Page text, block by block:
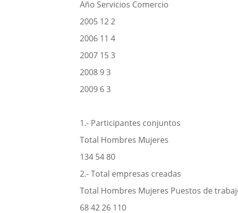
Año Servicios Comercio
2005 12 2
2006 11 4
2007 15 3
2008 9 3
2009 6 3
1.- Participantes conjuntos
Total Hombres Mujeres
134 54 80
2.- Total empresas creadas
Total Hombres Mujeres Puestos de
68 42 26 110